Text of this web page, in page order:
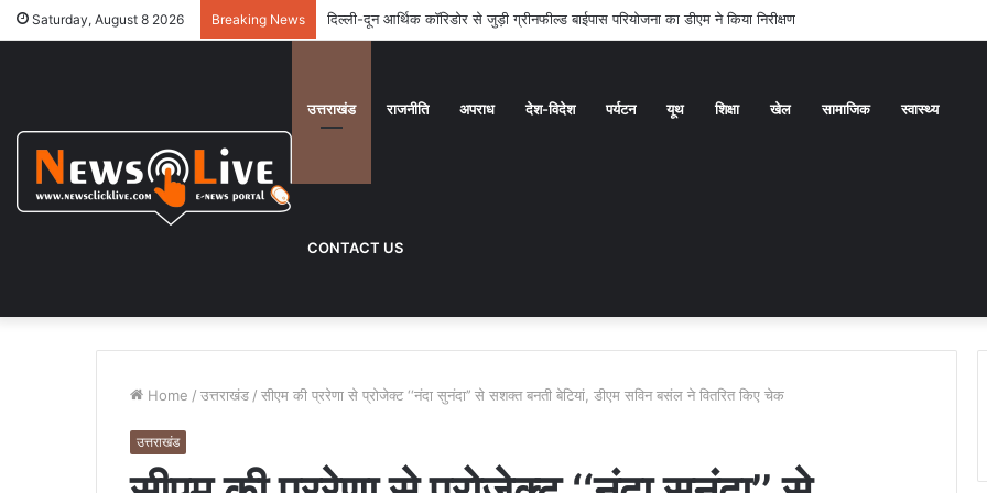
Saturday, August 8 2026 Breaking News देहरादून : चारधाम यात्रा को सुगम बनाने की दिशा में बड़ा कदम
उत्तराखंड राजनीति अपराध देश-विदेश पर्यटन यूथ शिक्षा खेल सामाजिक स्वास्थ्य
CONTACT US
Home / उत्तराखंड / सीएम की प्ररेणा से प्रोजेक्ट ‘‘नंदा सुनंदा’’ से सशक्त बनती बेटियां, डीएम सविन बसंल ने वितरित किए चेक
उत्तराखंड